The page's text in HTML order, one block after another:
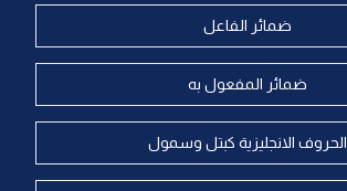
ضمائر الفاعل
ضمائر المفعول به
الحروف الانجليزية كبتل وسمول